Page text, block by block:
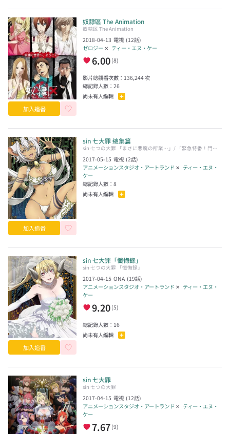
加入追番
奴隸區 The Animation
奴隷区 The Animation
2018-04-13 電視 (12話)
ゼロジー ✕ ティー・エヌ・ケー
6.00 (8)
影片總觀看次數： 136,244次
總記錄人數：26
尚未有人編輯
加入追番
sin 七大罪 總集篇
sin 七つの大罪 「まさに悪魔の所業…」/ 「緊急特番！門限
破りの罪」
2017-05-15 電視 (2話)
アニメーションスタジオ・アートランド ✕ ティー・エヌ・
ケー
總記錄人數：8
尚未有人編輯
加入追番
sin 七大罪「懺悔錄」
sin 七つの大罪 「懺悔録」
2017-04-15 ONA (19話)
アニメーションスタジオ・アートランド ✕ ティー・エヌ・
ケー
9.20 (5)
總記錄人數： 16
尚未有人編輯
sin 七大罪
sin 七つの大罪
2017-04-15 電視 (12話)
アニメーションスタジオ・アートランド ✕ ティー・エヌ・
ケー
7.67 (9)